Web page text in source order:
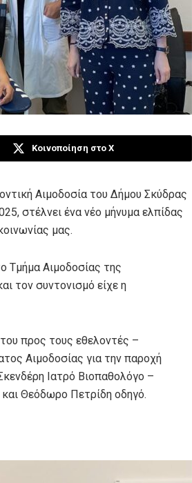
Κοινοποίηση στο X
Αιμοδοσία του Δήμου Σκύδρας
στέλνει ένα νέο μήνυμα ελπίδας
μας.
Τμήμα Αιμοδοσίας της
τον συντονισμό είχε η
προς τους εθελοντές –
Αιμοδοσίας για την παροχή
Ιατρό Βιοπαθολόγο –
Θεόδωρο Πετρίδη οδηγό.